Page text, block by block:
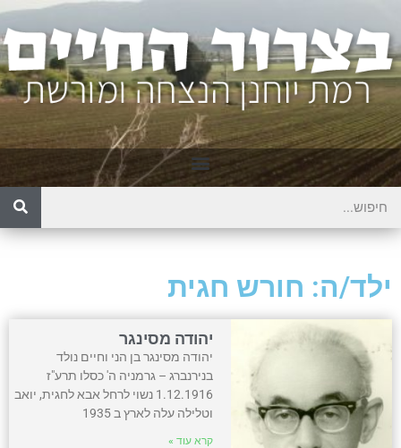
ילד/ה: חורש חגית
יהודה מסינגר
יהודה מסינגר בן הני וחיים נולד
בנירנברג – גרמניה ה' כסלו תרע"ז
1.12.1916 נשוי לרחל אבא לחגית, יואב
וטלילה עלה לארץ ב 1935
קרא עוד »